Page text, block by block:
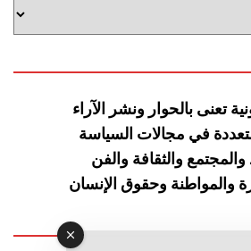
تعنى بالحوار ونشر الآراء
في مجالات السياسة
والمجتمع والثقافة والفن
والمواطنة وحقوق الإنسان